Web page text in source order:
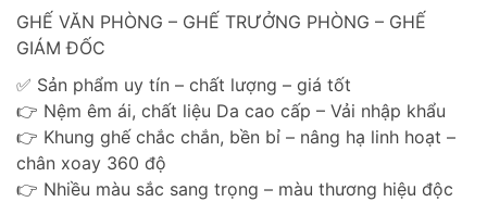
GHẾ VĂN PHÒNG – GHẾ TRƯỞNG PHÒNG – GHẾ
GIÁM ĐỐC
✅ Sản phẩm uy tín – chất lượng – giá tốt
👉 Nệm êm ái, chất liệu Da cao cấp – Vải nhập khẩu
👉 Khung ghế chắc chắn, bền bỉ – nâng hạ linh hoạt –
chân xoay 360 độ
👉 Nhiều màu sắc sang trọng – màu thương hiệu độc